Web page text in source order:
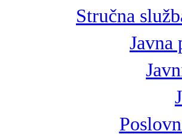
Stručna
Javna